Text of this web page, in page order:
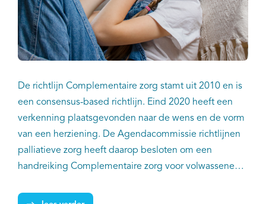
De richtlijn Complementaire zorg stamt uit 2010 en is
een consensus-based richtlijn. Eind 2020 heeft een
verkenning plaatsgevonden naar de wens en de vorm
van een herziening. De Agendacommissie richtlijnen
palliatieve zorg heeft daarop besloten om een
handreiking Complementaire zorg voor volwassenen
juni 2023 is de herziene handreiking Complementaire